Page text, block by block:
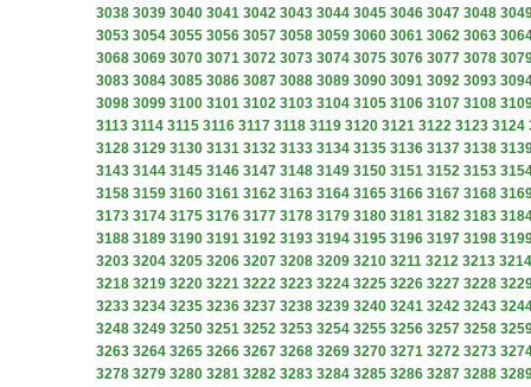
3038 3039 3040 3041 3042 3043 3044 3045 3046 3047 3048
3053 3054 3055 3056 3057 3058 3059 3060 3061 3062 3063
3068 3069 3070 3071 3072 3073 3074 3075 3076 3077 3078
3083 3084 3085 3086 3087 3088 3089 3090 3091 3092 3093
3098 3099 3100 3101 3102 3103 3104 3105 3106 3107 3108
3113 3114 3115 3116 3117 3118 3119 3120 3121 3122 3123 3124
3128 3129 3130 3131 3132 3133 3134 3135 3136 3137 3138
3143 3144 3145 3146 3147 3148 3149 3150 3151 3152 3153
3158 3159 3160 3161 3162 3163 3164 3165 3166 3167 3168
3173 3174 3175 3176 3177 3178 3179 3180 3181 3182 3183
3188 3189 3190 3191 3192 3193 3194 3195 3196 3197 3198
3203 3204 3205 3206 3207 3208 3209 3210 3211 3212 3213 3214
3218 3219 3220 3221 3222 3223 3224 3225 3226 3227 3228
3233 3234 3235 3236 3237 3238 3239 3240 3241 3242 3243
3248 3249 3250 3251 3252 3253 3254 3255 3256 3257 3258
3263 3264 3265 3266 3267 3268 3269 3270 3271 3272 3273
3278 3279 3280 3281 3282 3283 3284 3285 3286 3287 3288